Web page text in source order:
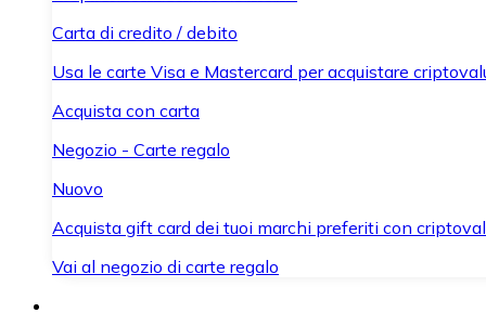
Carta di credito / debito
Usa le carte Visa e Mastercard per acquistare
Acquista con carta
Negozio - Carte regalo
Nuovo
Acquista gift card dei tuoi marchi preferiti con
Vai al negozio di carte regalo